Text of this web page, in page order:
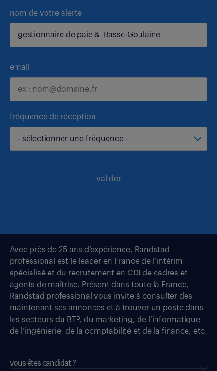
nom de votre alerte
email
fréquence de réception
- sélectionner une fréquence -
valider
Avec près de 25 ans d’expérience, Randstad
professional est le leader en France de l’intérim
spécialisé et du recrutement en CDI de cadres et
agents de maîtrise. Présent dans toute la France,
Randstad professional vous invite à consulter dès
maintenant ses annonces et à trouver un poste dans
les secteurs du BTP, du marketing, de l’informatique,
de l’ingénierie, de la comptabilité et de la finance, etc.
vous êtes candidat ?